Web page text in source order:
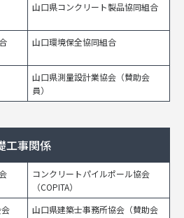
山口県コンクリート製品協同組合
山口環境保全協同組合
山口県測量設計業協会（賛助会
員）
工事関係
コンクリートパイルポール協会
（COPITA）
会
山口県建築士事務所協会 （賛助会